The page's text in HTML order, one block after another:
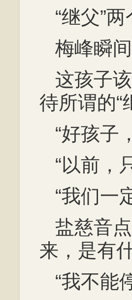
“继父”
梅峰瞬
这孩子
待所谓的“
“好孩子
“以前，
“我们一
盐慈音
来，是有
“我不能